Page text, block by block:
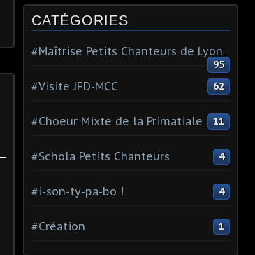
CATÉGORIES
#Maîtrise Petits Chanteurs de Lyon
95
#Visite JFD-MCC 62
#Choeur Mixte de la Primatiale 11
#Schola Petits Chanteurs 4
#i-son-ty-pa-bo ! 4
#Création 1